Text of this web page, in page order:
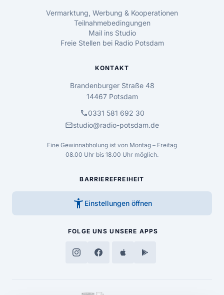
Vermarktung, Werbung & Kooperationen
Teilnahmebedingungen
Mail ins Studio
Freie Stellen bei Radio Potsdam
KONTAKT
Brandenburger Straße 48
14467 Potsdam
call0331 581 692 30
mailstudio@radio-potsdam.de
Eine Gewinnabholung ist von Montag – Freitag
08.00 Uhr bis 18.00 Uhr möglich.
BARRIEREFREIHEIT
accessibility_new Einstellungen öffnen
FOLGE UNS UNSERE APPS